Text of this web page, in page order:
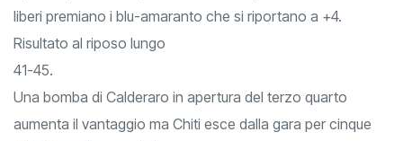
liberi premiano i blu-amaranto che si riportano a +4.
Risultato al riposo lungo
41-45.
Una bomba di Calderaro in apertura del terzo quarto
aumenta il vantaggio ma Chiti esce dalla gara per cinque